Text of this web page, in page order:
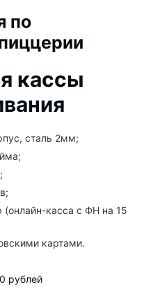
по
кассы
сталь 2мм;
(онлайн-касса с ФН на 15
картами.
рублей